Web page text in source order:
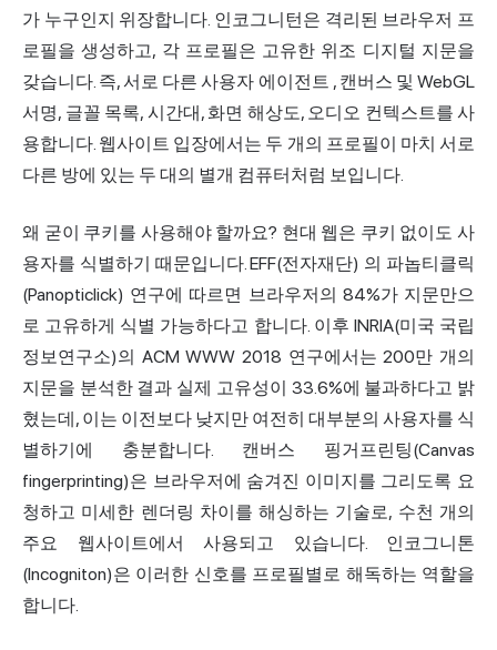
가 누구인지 위장합니다. 인코그니턴은 격리된 브라우저 프
로필을 생성하고, 각 프로필은 고유한 위조 디지털 지문을
갖습니다. 즉, 서로 다른사용자 에이전트 , 캔버스 및 WebGL
서명, 글꼴 목록, 시간대, 화면 해상도, 오디오 컨텍스트를 사
용합니다. 웹사이트 입장에서는 두 개의 프로필이 마치 서로
다른 방에 있는 두 대의 별개 컴퓨터처럼 보입니다.
왜 굳이 쿠키를 사용해야 할까요? 현대 웹은 쿠키 없이도 사
용자를 식별하기 때문입니다. EFF(전자재단) 의 파놉티클릭
(Panopticlick) 연구에 따르면 브라우저의 84%가 지문만으
로 고유하게 식별 가능하다고 합니다. 이후 INRIA(미국 국립
정보연구소)의 ACM WWW 2018 연구에서는 200만 개의
지문을 분석한 결과 실제 고유성이 33.6%에 불과하다고 밝
혔는데, 이는 이전보다 낮지만 여전히 대부분의 사용자를 식
별하기에 충분합니다. 캔버스 핑거프린팅(Canvas
fingerprinting)은 브라우저에 숨겨진 이미지를 그리도록 요
청하고 미세한 렌더링 차이를 해싱하는 기술로, 수천 개의
주요 웹사이트에서 사용되고 있습니다. 인코그니톤
(Incogniton)은 이러한 신호를 프로필별로 해독하는 역할을
합니다.